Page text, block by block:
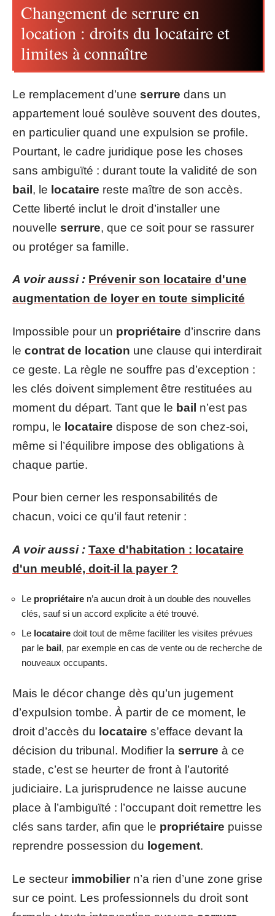
Changement de serrure en
location : droits du locataire et
limites à connaître
Le remplacement d’une serrure dans un
appartement loué soulève souvent des doutes,
en particulier quand une expulsion se profile.
Pourtant, le cadre juridique pose les choses
sans ambiguïté : durant toute la validité de son
bail, le locataire reste maître de son accès.
Cette liberté inclut le droit d’installer une
nouvelle serrure, que ce soit pour se rassurer
ou protéger sa famille.
A voir aussi : Prévenir son locataire d'une
augmentation de loyer en toute simplicité
Impossible pour un propriétaire d’inscrire dans
le contrat de location une clause qui interdirait
ce geste. La règle ne souffre pas d’exception :
les clés doivent simplement être restituées au
moment du départ. Tant que le bail n’est pas
rompu, le locataire dispose de son chez-soi,
même si l’équilibre impose des obligations à
chaque partie.
Pour bien cerner les responsabilités de
chacun, voici ce qu’il faut retenir :
A voir aussi : Taxe d'habitation : locataire
d'un meublé, doit-il la payer ?
Le propriétaire n’a aucun droit à un double des nouvelles
clés, sauf si un accord explicite a été trouvé.
Le locataire doit tout de même faciliter les visites prévues
par le bail, par exemple en cas de vente ou de recherche de
nouveaux occupants.
Mais le décor change dès qu’un jugement
d’expulsion tombe. À partir de ce moment, le
droit d’accès du locataire s’efface devant la
décision du tribunal. Modifier la serrure à ce
stade, c’est se heurter de front à l’autorité
judiciaire. La jurisprudence ne laisse aucune
place à l’ambiguïté : l’occupant doit remettre les
clés sans tarder, afin que le propriétaire puisse
reprendre possession du logement.
Le secteur immobiliern’a rien d’une zone grise
sur ce point. Les professionnels du droit sont